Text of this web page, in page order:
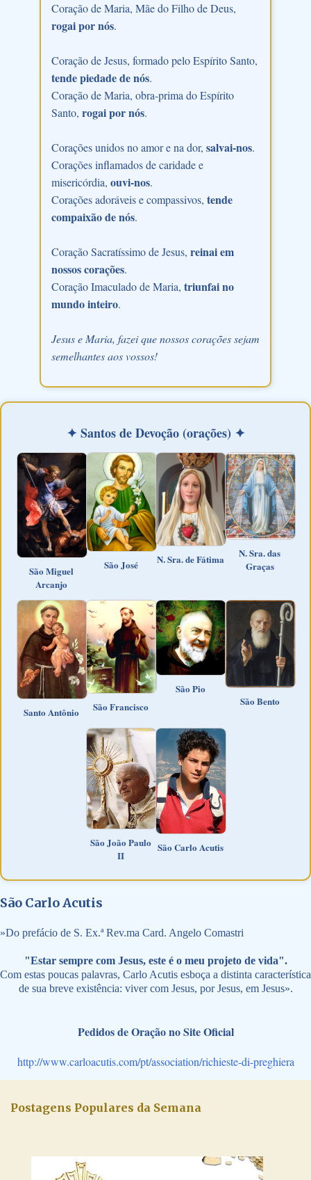
Coração de Maria, Mãe do Filho de Deus,
rogai por nós.
Coração de Jesus, formado pelo Espírito Santo,
tende piedade de nós.
Coração de Maria, obra-prima do Espírito
Santo, rogai por nós.
Corações unidos no amor e na dor, salvai-nos.
Corações inflamados de caridade e
misericórdia, ouvi-nos.
Corações adoráveis e compassivos, tende
compaixão de nós.
Coração Sacratíssimo de Jesus, reinai em
nossos corações.
Coração Imaculado de Maria, triunfai no
mundo inteiro.
Jesus e Maria, fazei que nossos corações sejam
semelhantes aos vossos!
✦ Santos de Devoção (orações) ✦
São Miguel
Arcanjo
São José N. Sra. de Fátima
N. Sra. das
Graças
Santo Antônio São Francisco
São Pio
São Bento
São João Paulo
II
São Carlo Acutis
São Carlo Acutis
»Do prefácio de S. Ex.ª Rev.ma Card. Angelo Comastri
"Estar sempre com Jesus, este é o meu projeto de vida".
Com estas poucas palavras, Carlo Acutis esboça a distinta característica
de sua breve existência: viver com Jesus, por Jesus, em Jesus».
Pedidos de Oração no Site Oficial
http://www.carloacutis.com/pt/association/richieste-di-preghiera
Postagens Populares da Semana